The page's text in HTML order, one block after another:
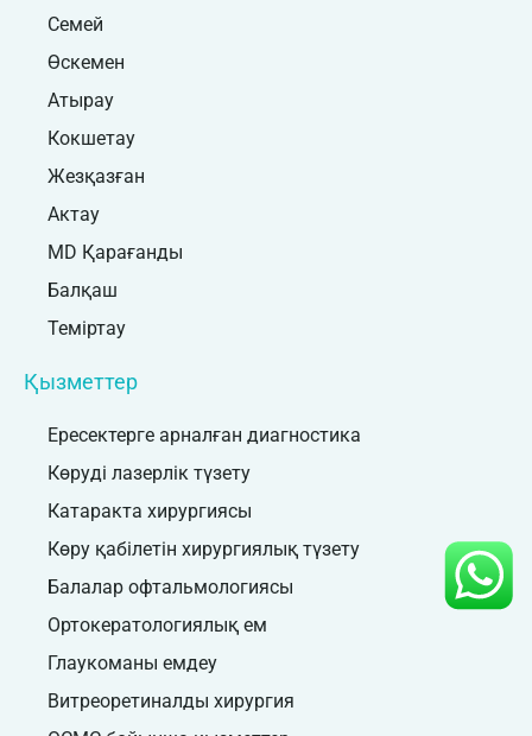
Семей
Өскемен
Атырау
Кокшетау
Жезқазған
Актау
MD Қарағанды
Балқаш
Теміртау
Қызметтер
Ересектерге арналған диагностика
Көруді лазерлік түзету
Катаракта хирургиясы
Көру қабілетін хирургиялық түзету
Балалар офтальмологиясы
Ортокератологиялық ем
Глаукоманы емдеу
Витреоретиналды хирургия